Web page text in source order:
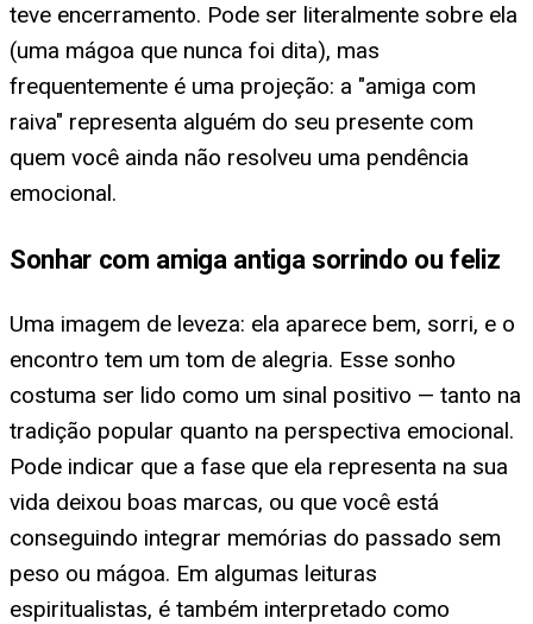
teve encerramento. Pode ser literalmente sobre ela
(uma mágoa que nunca foi dita), mas
frequentemente é uma projeção: a "amiga com
raiva" representa alguém do seu presente com
quem você ainda não resolveu uma pendência
emocional.
Sonhar com amiga antiga sorrindo ou feliz
Uma imagem de leveza: ela aparece bem, sorri, e o
encontro tem um tom de alegria. Esse sonho
costuma ser lido como um sinal positivo — tanto na
tradição popular quanto na perspectiva emocional.
Pode indicar que a fase que ela representa na sua
vida deixou boas marcas, ou que você está
conseguindo integrar memórias do passado sem
peso ou mágoa. Em algumas leituras
espiritualistas, é também interpretado como